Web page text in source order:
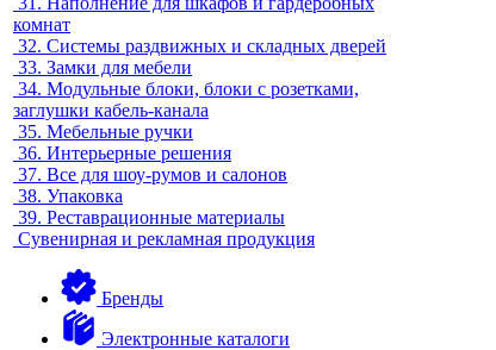
комнат
32. Системы раздвижных и складных дверей
33. Замки для мебели
34. Модульные блоки, блоки с розетками,
заглушки кабель-канала
35. Мебельные ручки
36. Интерьерные решения
37. Все для шоу-румов и салонов
38. Упаковка
39. Реставрационные материалы
Сувенирная и рекламная продукция
Бренды
Электронные каталоги